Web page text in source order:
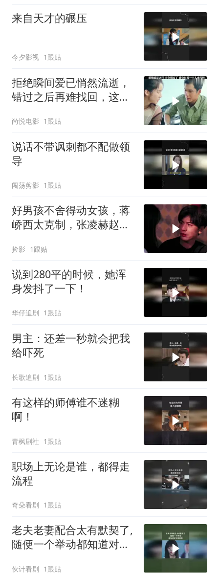
来自天才的碾压
今夕影视 1跟贴
拒绝瞬间爱已悄然流逝，
错过之后再难找回，这份
尚悦电影 1跟贴
说话不带讽刺都不配做领
导
闯荡剪影 1跟贴
好男孩不舍得动女孩，蒋
峤西太克制，张凌赫赵今
捡影 1跟贴
说到280平的时候，她浑
身发抖了一下！
华仔追剧 1跟贴
男主：还差一秒就会把我
给吓死
长歌追剧 1跟贴
有这样的师傅谁不迷糊
啊！
青枫剧社 1跟贴
职场上无论是谁，都得走
流程
奇朵看剧 1跟贴
老夫老妻配合太有默契了,
随便一个举动都知道对方
伙计看剧 1跟贴